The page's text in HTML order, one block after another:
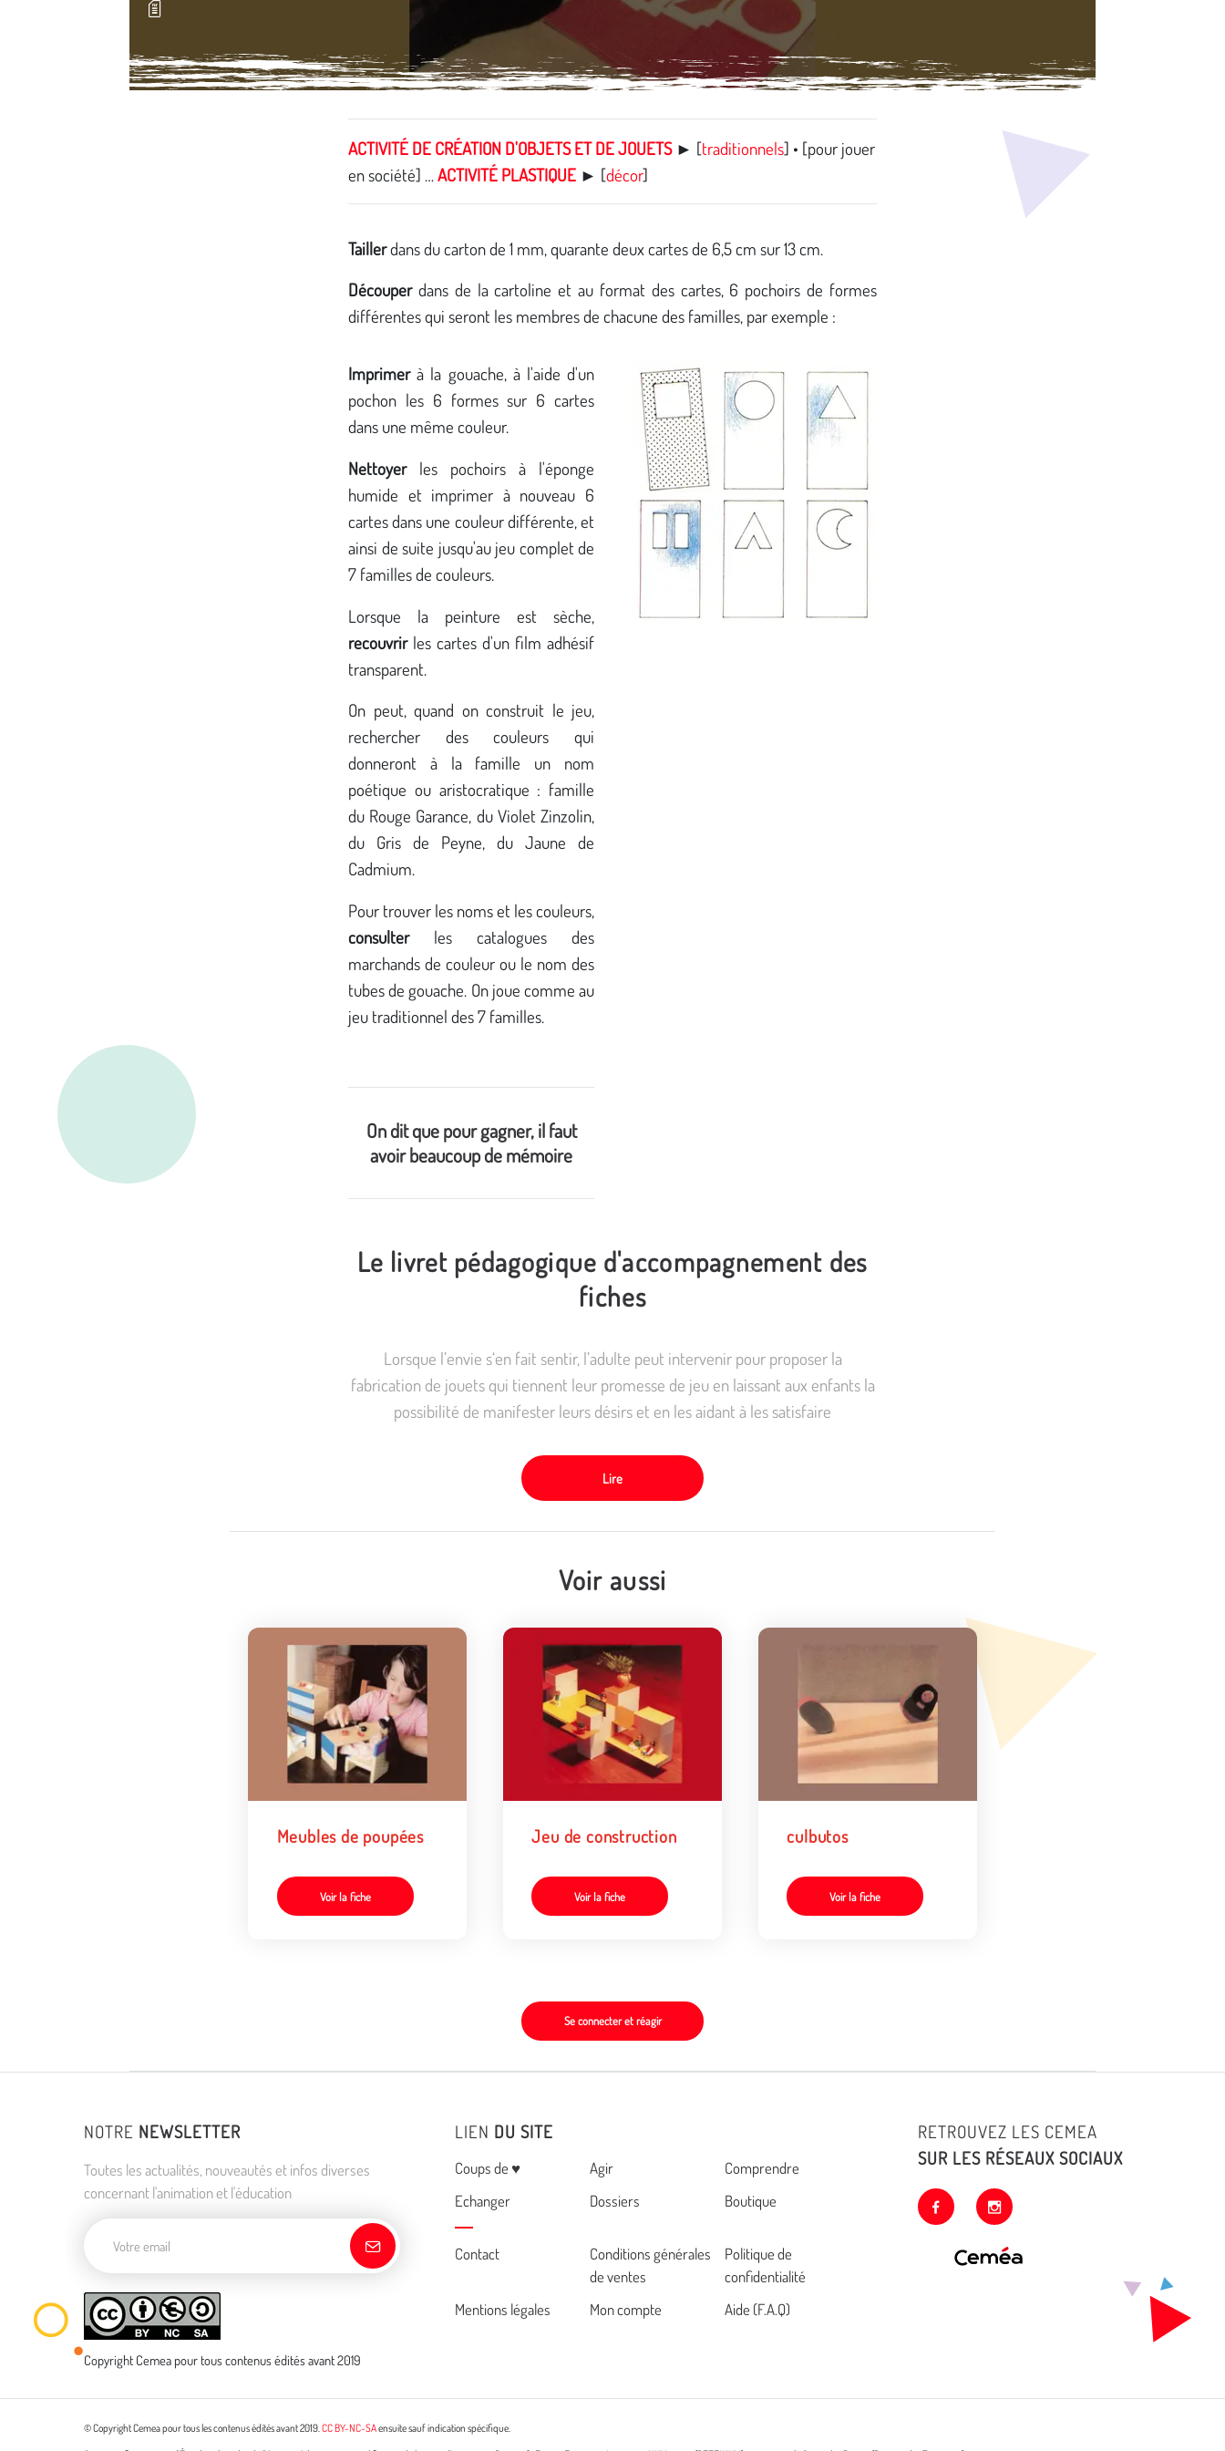
ACTIVITÉ DE CRÉATION D'OBJETS ET DE JOUETS ► [traditionnels] • [pour jouer
en société] … ACTIVITÉ PLASTIQUE ► [décor]
Taillerdans du carton de 1 mm, quarante deux cartes de 6,5 cm sur 13 cm.
Découperdans de la cartoline et au format des cartes, 6 pochoirs de formes
différentes qui seront les membres de chacune des familles, par exemple :
Imprimerà la gouache, à l'aide d'un
pochon les 6 formes sur 6 cartes
dans une même couleur.
Nettoyerles pochoirs à l'éponge
humide et imprimer à nouveau 6
cartes dans une couleur différente, et
ainsi de suite jusqu'au jeu complet de
7 familles de couleurs.
Lorsque la peinture est sèche,
recouvrirles cartes d'un film adhésif
transparent.
On peut, quand on construit le jeu,
rechercher des couleurs qui
donneront à la famille un nom
poétique ou aristocratique : famille
du Rouge Garance, du Violet Zinzolin,
du Gris de Peyne, du Jaune de
Cadmium.
Pour trouver les noms et les couleurs,
consulterles catalogues des
marchands de couleur ou le nom des
tubes de gouache. On joue comme au
jeu traditionnel des 7 familles.
On dit que pour gagner, il faut
avoir beaucoup de mémoire
Le livret pédagogique d'accompagnement des
fiches
Lorsque l’envie s‘en fait sentir, l’adulte peut intervenir pour proposer la
fabrication de jouets qui tiennent leur promesse de jeu en laissant aux enfants la
possibilité de manifester leurs désirs et en les aidant à les satisfaire
Lire
Voir aussi
Meubles de poupées
Voir la fiche
Jeu de construction
Voir la fiche
culbutos
Voir la fiche
Se connecter et réagir
NOTRE NEWSLETTER
Toutes les actualités, nouveautés et infos diverses
concernant l'animation et l'éducation
Copyright Cemea pour tous contenus édités avant 2019
LIEN DU SITE
Menu
Coups de ♥ Agir
Comprendre
Echanger
Dossiers Boutique
Cemea
footer
Contact
Conditions générales
de ventes
Politique de
confidentialité
Mentions légales
Mon compte Aide (F.A.Q)
RETROUVEZ LES CEMEA
SUR LES RÉSEAUX SOCIAUX
facebook instagram
© Copyright Cemea pour tous les contenus édités avant 2019.CC BY-NC-SAensuite sauf indication spécifique.